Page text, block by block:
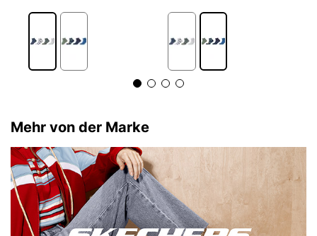
Mehr von der Marke